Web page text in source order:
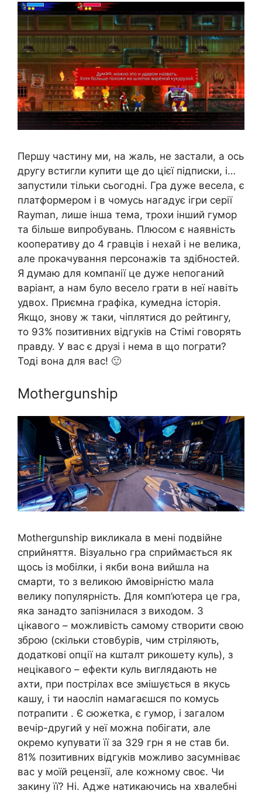
Першу частину ми, на жаль, не застали, а ось
другу встигли купити ще до цієї підписки, і…
запустили тільки сьогодні. Гра дуже весела, є
платформером і в чомусь нагадує ігри серії
Rayman, лише інша тема, трохи інший гумор
та більше випробувань. Плюсом є наявність
кооперативу до 4 гравців і нехай і не велика,
але прокачування персонажів та здібностей.
Я думаю для компанії це дуже непоганий
варіант, а нам було весело грати в неї навіть
удвох. Приємна графіка, кумедна історія.
Якщо, знову ж таки, чіплятися до рейтингу,
то 93% позитивних відгуків на Стімі говорять
правду. У вас є друзі і нема в що пограти?
Тоді вона для вас! 🙂
Mothergunship
Mothergunship викликала в мені подвійне
сприйняття. Візуально гра сприймається як
щось із мобілки, і якби вона вийшла на
смарти, то з великою ймовірністю мала
велику популярність. Для комп’ютера це гра,
яка занадто запізнилася з виходом. З
цікавого – можливість самому створити свою
зброю (скільки стовбурів, чим стріляють,
додаткові опції на кшталт рикошету куль), з
нецікавого – ефекти куль виглядають не
ахти, при пострілах все змішується в якусь
кашу, і ти наосліп намагаєшся по комусь
потрапити . Є сюжетка, є гумор, і загалом
вечір-другий у неї можна побігати, але
окремо купувати її за 329 грн я не став би.
81% позитивних відгуків можливо засумніває
вас у моїй рецензії, але кожному своє. Чи
закину її? Ні. Адже натикаючись на хвалебні